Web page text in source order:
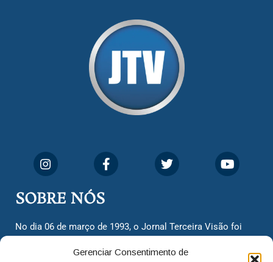
Gerenciar Consentimento de
SOBRE NÓS
No dia 06 de março de 1993, o Jornal Terceira Visão foi
cidadãos valinhenses, já que naquela época só existiam